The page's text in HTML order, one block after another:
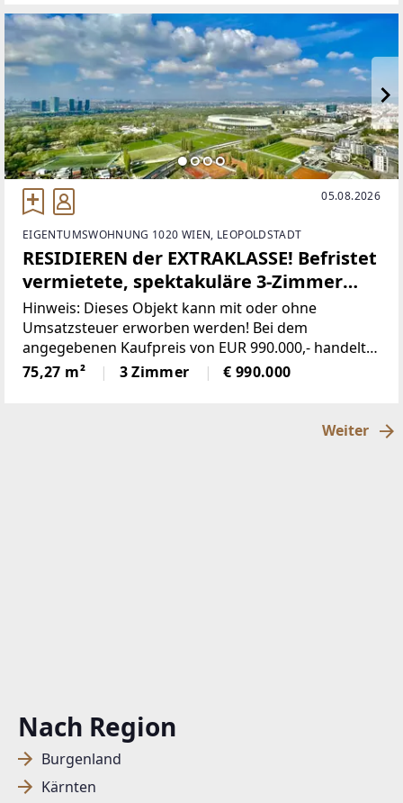
Nach Region
Burgenland
Kärnten
05.08.2026
EIGENTUMSWOHNUNG 1020 WIEN, LEOPOLDSTADT
RESIDIEREN der EXTRAKLASSE! Befristet
vermietete, spektakuläre 3-Zimmer
Terrassenwohnung mit
unverbaubarem TRAUMBLICK
Hinweis: Dieses Objekt kann mit oder ohne
Umsatzsteuer erworben werden! Bei dem
angegebenen Kaufpreis von EUR 990.000,- handelt
es sich um den Nettopreis, auf welchen 20% USt.
hinzukommen.Nicht nur von außen ist der MARINA
75,27 m² 3 Zimmer € 990.000
Weiter